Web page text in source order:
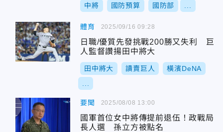
中將 國防預算 國防部
體育
日職/優質先發挑戰200勝又失利 巨
人監督讚揚田中將大
田中將大 讀賣巨人 橫濱DeNA
2025/09/16 09:28
要聞
國軍首位女中將傳提前退伍！政戰局
長人選 孫立方被點名
2025/08/08 13:00